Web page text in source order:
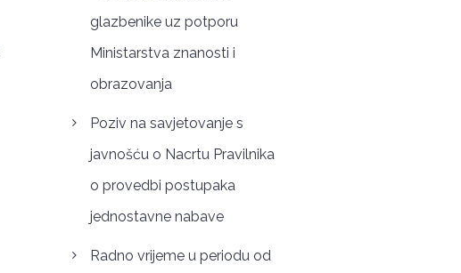
glazbenike uz potporu
Ministarstva znanosti i
obrazovanja
Poziv na savjetovanje s
javnošću o Nacrtu Pravilnika
o provedbi postupaka
jednostavne nabave
Radno vrijeme u periodu od